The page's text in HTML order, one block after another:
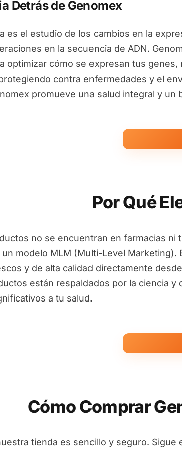
Detrás de Genomex
es el estudio de los cambios en la
en la secuencia de ADN.
optimizar cómo se expresan tus
contra enfermedades y el
promueve una salud integral y un
Por Qué
no se encuentran en farmacias ni
modelo MLM (Multi-Level Marketing).
y de alta calidad directamente
están respaldados por la ciencia y
a tu salud.
Cómo Comprar
tienda es sencillo y seguro. Sigue